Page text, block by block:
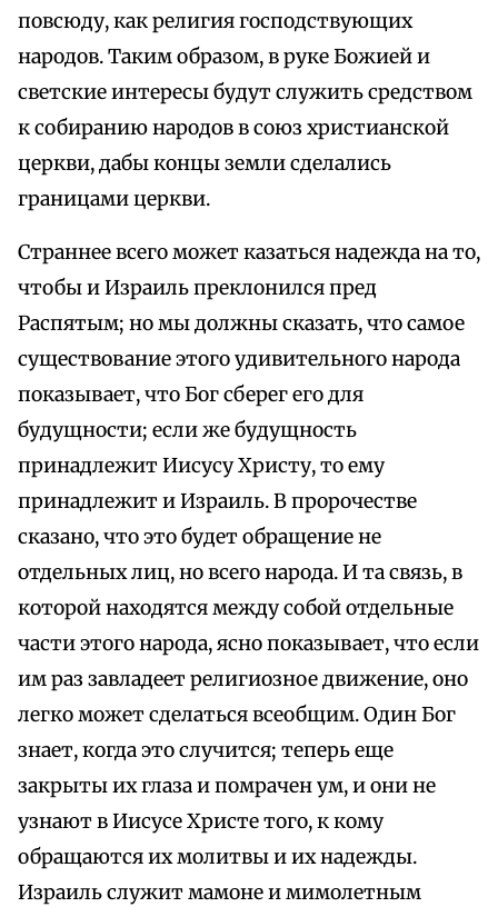
повсюду, как религия господствующих
народов. Таким образом, в руке Божией и
светские интересы будут служить средством
к собиранию народов в союз христианской
церкви, дабы концы земли сделались
границами церкви.
Страннее всего может казаться надежда на то,
чтобы и Израиль преклонился пред
Распятым; но мы должны сказать, что самое
существование этого удивительного народа
показывает, что Бог сберег его для
будущности; если же будущность
принадлежит Иисусу Христу, то ему
принадлежит и Израиль. В пророчестве
сказано, что это будет обращение не
отдельных лиц, но всего народа. И та связь, в
которой находятся между собой отдельные
части этого народа, ясно показывает, что если
им раз завладеет религиозное движение, оно
легко может сделаться всеобщим. Один Бог
знает, когда это случится; теперь еще
закрыты их глаза и помрачен ум, и они не
узнают в Иисусе Христе того, к кому
обращаются их молитвы и их надежды.
Израиль служит мамоне и мимолетным